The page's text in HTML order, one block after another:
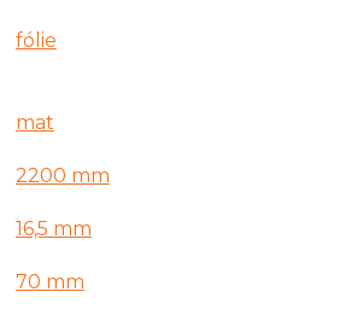
fólie
mat
2200 mm
16,5 mm
70 mm